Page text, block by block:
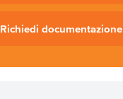
Richiedi documentazione